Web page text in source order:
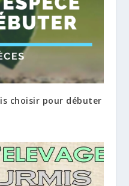
choisir pour débuter